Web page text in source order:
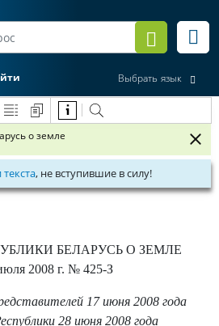
Выбрать язык
о земле
, не вступившие в силу!
БЕЛАРУСЬ О ЗЕМЛЕ
2008 г. № 425-З
17 июня 2008 года
28 июня 2008 года